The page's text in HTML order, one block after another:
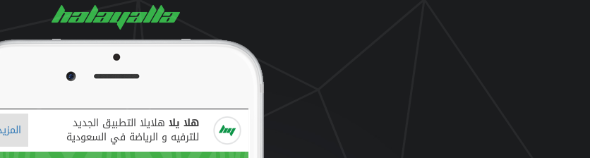
هلا يلا هلايلا التطبيق الجديد
للترفيه و الرياضة في السعودية